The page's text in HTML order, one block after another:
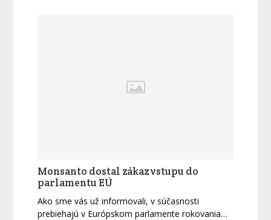
Monsanto dostal zákaz vstupu do
parlamentu EÚ
Ako sme vás už informovali, v súčasnosti
prebiehajú v Európskom parlamente rokovania…